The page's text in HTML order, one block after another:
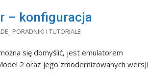
– konfiguracja
PORADNIKI I TUTORIALE
się domyślić, jest emulatorem
2 oraz jego zmodernizowanych wersji